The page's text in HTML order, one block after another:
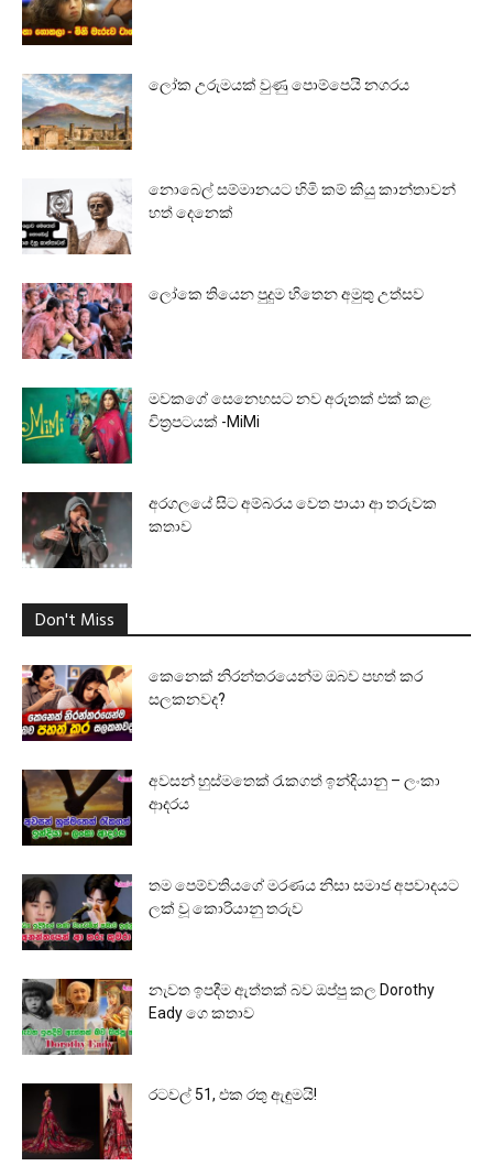
ලෝක උරුමයක් වුණු පොම්පෙයි නගරය
නොබෙල් සම්මානයට හිමි කම් කියු කාන්තාවන්
හත් දෙනෙක්
ලෝකෙ තියෙන පුදුම හිතෙන අමුතු උත්සව
මවකගේ සෙනෙහසට නව අරුතක් එක් කළ
චිත්‍රපටයක් -MiMi
අරගලයේ සිට අම්බරය වෙත පායා ආ තරුවක
කතාව
Don't Miss
කෙනෙක් නිරන්තරයෙන්ම ඔබව පහත් කර
සලකනවද?
අවසන් හුස්මතෙක් රැකගත් ඉන්දියානු – ලංකා
ආදරය
තම පෙම්වතියගේ මරණය නිසා සමාජ අපවාදයට
ලක් වූ කොරියානු තරුව
නැවත ඉපදීම ඇත්තක් බව ඔප්පු කල Dorothy
Eady ගෙ කතාව
රටවල් 51, එක රතු ඇඳුමයි!